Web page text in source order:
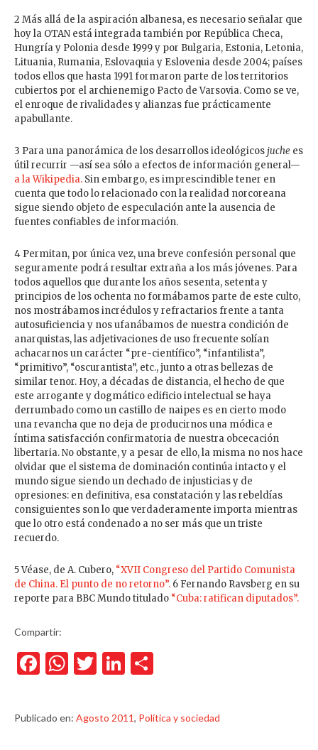
2 Más allá de la aspiración albanesa, es necesario señalar que
hoy la OTAN está integrada también por República Checa,
Hungría y Polonia desde 1999 y por Bulgaria, Estonia, Letonia,
Lituania, Rumania, Eslovaquia y Eslovenia desde 2004; países
todos ellos que hasta 1991 formaron parte de los territorios
cubiertos por el archienemigo Pacto de Varsovia. Como se ve,
el enroque de rivalidades y alianzas fue prácticamente
apabullante.
3 Para una panorámica de los desarrollos ideológicos juche es
útil recurrir —así sea sólo a efectos de información general—
a la Wikipedia. Sin embargo, es imprescindible tener en
cuenta que todo lo relacionado con la realidad norcoreana
sigue siendo objeto de especulación ante la ausencia de
fuentes confiables de información.
4 Permitan, por única vez, una breve confesión personal que
seguramente podrá resultar extraña a los más jóvenes. Para
todos aquellos que durante los años sesenta, setenta y
principios de los ochenta no formábamos parte de este culto,
nos mostrábamos incrédulos y refractarios frente a tanta
autosuficiencia y nos ufanábamos de nuestra condición de
anarquistas, las adjetivaciones de uso frecuente solían
achacarnos un carácter “pre-científico”, “infantilista”,
“primitivo”, “oscurantista”, etc., junto a otras bellezas de
similar tenor. Hoy, a décadas de distancia, el hecho de que
este arrogante y dogmático edificio intelectual se haya
derrumbado como un castillo de naipes es en cierto modo
una revancha que no deja de producirnos una módica e
íntima satisfacción confirmatoria de nuestra obcecación
libertaria. No obstante, y a pesar de ello, la misma no nos hace
olvidar que el sistema de dominación continúa intacto y el
mundo sigue siendo un dechado de injusticias y de
opresiones: en definitiva, esa constatación y las rebeldías
consiguientes son lo que verdaderamente importa mientras
que lo otro está condenado a no ser más que un triste
recuerdo.
5 Véase, de A. Cubero, “XVII Congreso del Partido Comunista
de China. El punto de no retorno”. 6 Fernando Ravsberg en su
reporte para BBC Mundo titulado “Cuba: ratifican diputados”.
Compartir:
Facebook
WhatsApp
TwitterLinkedIn
Publicado en: Agosto 2011, Política y sociedad